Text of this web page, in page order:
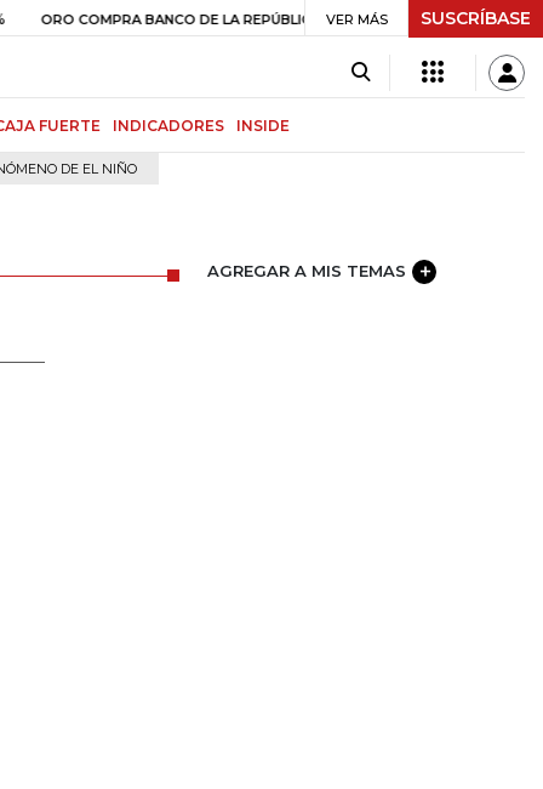
COMPRA BANCO DE LA REPÚBLICA $ 399.745,16 +$ 2.295,71 +0,58%
VER MÁS SUSCRÍBASE
FUERTE INDICADORES INSIDE
DE EL NIÑO
AGREGAR A MIS TEMAS